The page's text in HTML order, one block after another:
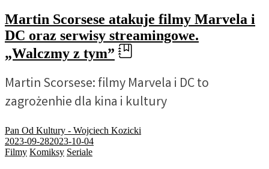
Martin Scorsese atakuje filmy Marvela i
DC oraz serwisy streamingowe.
„Walczmy z tym”
Martin Scorsese: filmy Marvela i DC to
zagrożenhie dla kina i kultury
Pan Od Kultury - Wojciech Kozicki
2023-09-282023-10-04
Filmy Komiksy Seriale